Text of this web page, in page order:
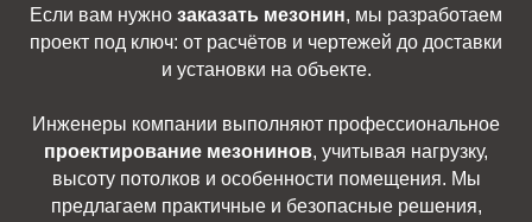
Если вам нужно заказать мезонин, мы разработаем
проект под ключ: от расчётов и чертежей до доставки
и установки на объекте.
Инженеры компании выполняют профессиональное
проектирование мезонинов, учитывая нагрузку,
высоту потолков и особенности помещения. Мы
предлагаем практичные и безопасные решения,